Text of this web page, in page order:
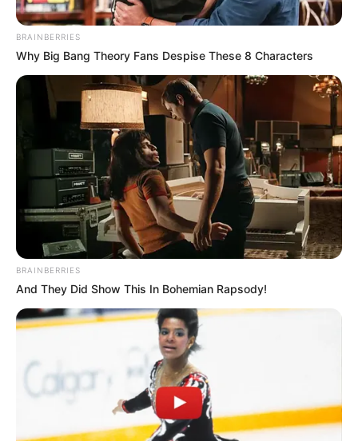
Os trabalhos mostrados nas fotos acima são da
reciclagem, pintura, crochê e outros. Podemos ver
a sua preocupação com a reciclagem, tema
muito abordado por aqui e que achamos super
importante. Para conhecer um pouco mais sobre
o trabalho da Francilucy, entre emseu
http://francilucyartes.blogspot.com).
Tenha o seu artesanato na vitrine
também
E você, quer ter o seu trabalho divulgado aqui na
Vitrine do Artesão? Para participar é muito fácil,
basta você entrar em contato conosco clicando
aqui
e enviando o endereço do seu blog, flickr,
facebook ou qualquer outro meio que você tem
para divulgar o seu trabalho. Envie também uma
descrição contando o que você gosta de fazer e
BRAINBERRIES
Why Big Bang Theory Fans Despise These 8 Characters
BRAINBERRIES
And They Did Show This In Bohemian Rapsody!